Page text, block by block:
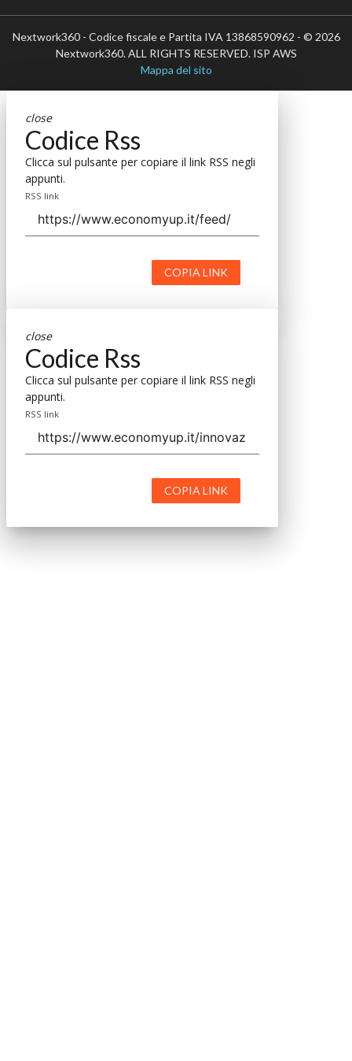
Nextwork360 - Codice fiscale e Partita IVA 13868590962 - © 2026
Nextwork360. ALL RIGHTS RESERVED. ISP AWS
Mappa del sito
close
Codice Rss
Clicca sul pulsante per copiare il link RSS negli
appunti.
RSS link
COPIA LINK
close
Codice Rss
Clicca sul pulsante per copiare il link RSS negli
appunti.
RSS link
COPIA LINK